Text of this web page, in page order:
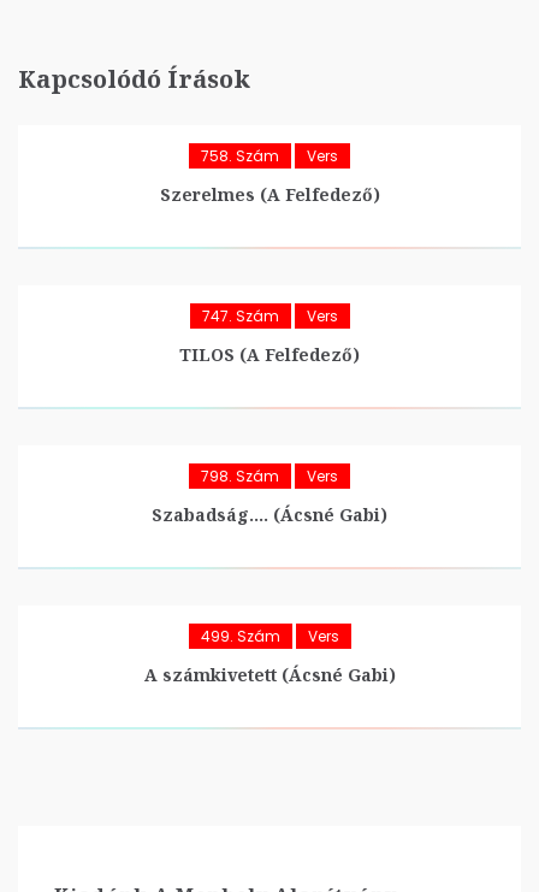
Kapcsolódó Írások
758. Szám Vers
Szerelmes (A Felfedező)
747. Szám Vers
TILOS (A Felfedező)
798. Szám Vers
Szabadság…. (Ácsné Gabi)
499. Szám Vers
A számkivetett (Ácsné Gabi)